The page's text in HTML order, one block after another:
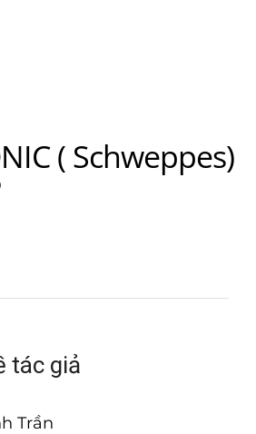
( Schweppes)
tác giả
Trần